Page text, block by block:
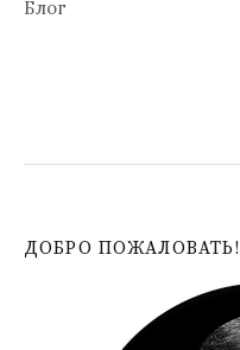
Блог
ДОБРО ПОЖАЛОВАТЬ!